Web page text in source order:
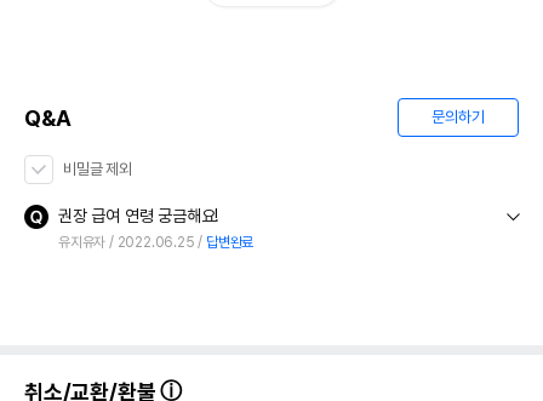
0%
탄수화물
Q&A 문의하기
비밀글 제외
권장 급여 연령 궁금해요!
유지유자 2022.06.25 답변완료
취소/교환/환불